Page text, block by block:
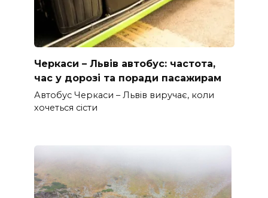
Черкаси – Львів автобус: частота,
час у дорозі та поради пасажирам
Автобус Черкаси – Львів виручає, коли
хочеться сісти